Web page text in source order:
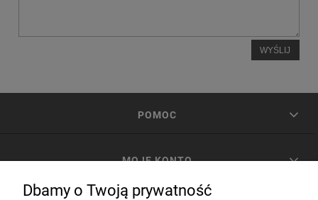
WYŚLIJ
POMOC
MOJE KONTO
Dbamy o Twoją prywatność